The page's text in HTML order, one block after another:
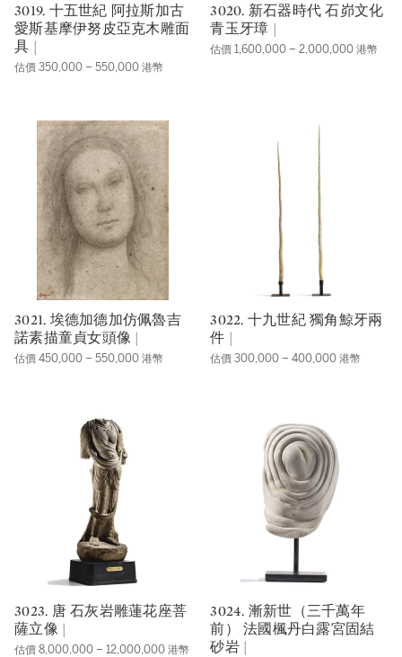
3019. 十五世紀 阿拉斯加古
愛斯基摩伊努皮亞克木雕面
具 |
估價 350,000 – 550,000 港幣
3020. 新石器時代 石峁文化
青玉牙璋 |
估價 1,600,000 – 2,000,000 港幣
3021. 埃德加德加仿佩魯吉
諾素描童貞女頭像 |
估價 450,000 – 550,000 港幣
3022. 十九世紀 獨角鯨牙兩
件 |
估價 300,000 – 400,000 港幣
3023. 唐 石灰岩雕蓮花座菩
薩立像 |
估價 8,000,000 – 12,000,000 港幣
3024. 漸新世（三千萬年
前） 法國楓丹白露宮固結
砂岩 |